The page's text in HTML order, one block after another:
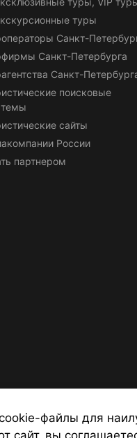
туры
Санкт-
Санкт-Петербурга
Санкт-
поисковые
сайты
России
партнером
файлы для
сайт, вы